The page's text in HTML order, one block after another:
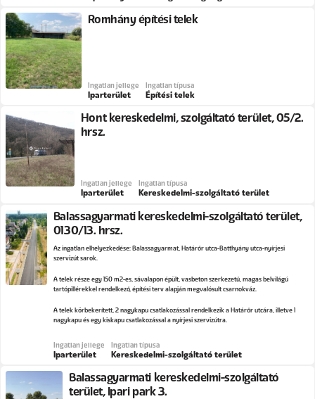
Romhány építési telek
Ingatlan jellege
Iparterület
Ingatlan típusa
Építési telek
Hont kereskedelmi, szolgáltató terület, 05/2.
hrsz.
Ingatlan jellege
Iparterület
Ingatlan típusa
Kereskedelmi-szolgáltató terület
Balassagyarmati kereskedelmi-szolgáltató terület,
0130/13. hrsz.
Az ingatlan elhelyezkedése: Balassagyarmat, Határőr utca-Batthyány utca-nyírjesi
szervizút sarok.
A telek része egy 150 m2-es, sávalapon épült, vasbeton szerkezetű, magas belvilágú
tartópillérekkel rendelkező, építési terv alapján megvalósult csarnokváz.
A telek körbekerített, 2 nagykapu csatlakozással rendelkezik a Határőr utcára, illetve 1
nagykapu és egy kiskapu csatlakozással a nyírjesi szervizútra.
Ingatlan jellege
Iparterület
Ingatlan típusa
Kereskedelmi-szolgáltató terület
Balassagyarmati kereskedelmi-szolgáltató
terület, Ipari park 3.